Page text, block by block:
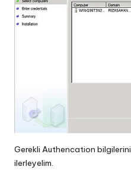
Gerekli Authencation
ilerleyelim.